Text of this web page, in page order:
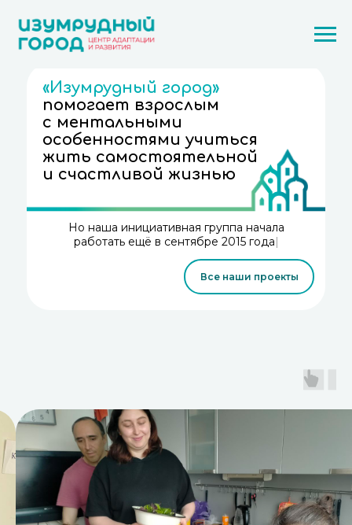
Но наша инициативная группа начала
работать ещё в сентябре 2015 го|
«Изумрудный город»
помогает взрослым
с ментальными
особенностями учиться
жить самостоятельной
и счастливой жизнью
Все наши проекты